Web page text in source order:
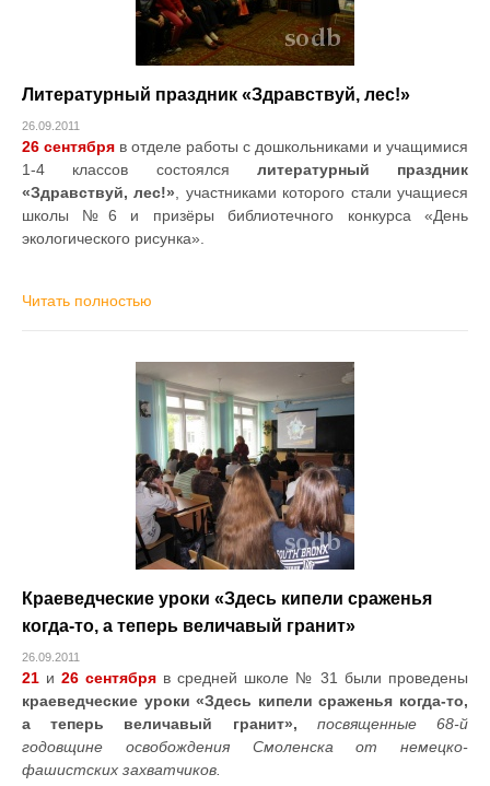
Литературный праздник «Здравствуй, лес!»
26.09.2011
26 сентября в отделе работы с дошкольниками и учащимися
1-4 классов состоялся литературный праздник
«Здравствуй, лес!», участниками которого стали учащиеся
школы №6 и призёры библиотечного конкурса «День
экологического рисунка».
Читать полностью
Краеведческие уроки «Здесь кипели сраженья
когда-то, а теперь величавый гранит»
26.09.2011
21 и 26 сентября в средней школе № 31 были проведены
краеведческие уроки «Здесь кипели сраженья когда-то,
а теперь величавый гранит», посвященные 68-й
годовщине освобождения Смоленска от немецко-
фашистских захватчиков.